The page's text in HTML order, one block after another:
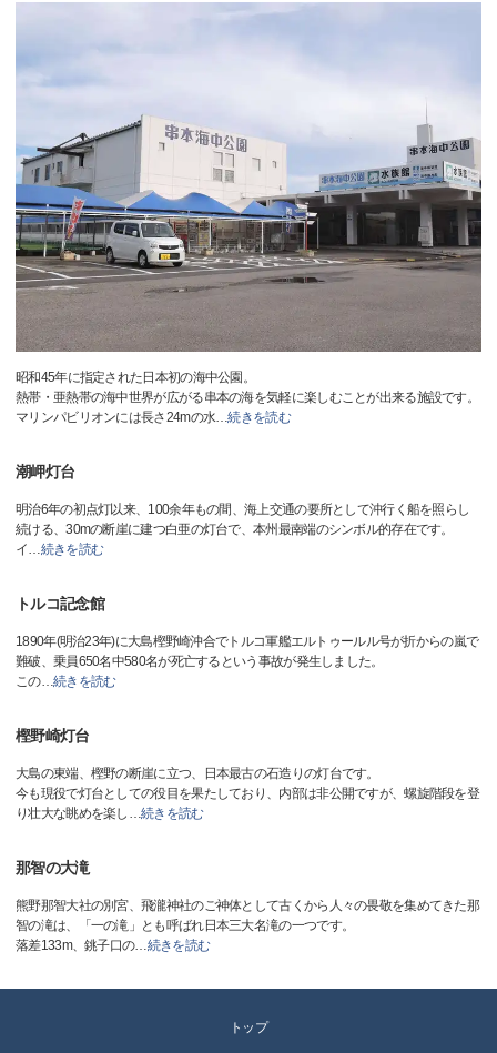
昭和45年に指定された日本初の海中公園。
熱帯・亜熱帯の海中世界が広がる串本の海を気軽に楽しむことが出来る施設です。
マリンパビリオンには長さ24mの水…続きを読む
潮岬灯台
明治6年の初点灯以来、100余年もの間、海上交通の要所として沖行く船を照らし
続ける、30mの断崖に建つ白亜の灯台で、本州最南端のシンボル的存在です。
イ…続きを読む
トルコ記念館
1890年(明治23年)に大島樫野崎沖合でトルコ軍艦エルトゥールル号が折からの嵐で
難破、乗員650名中580名が死亡するという事故が発生しました。
この…続きを読む
樫野崎灯台
大島の東端、樫野の断崖に立つ、日本最古の石造りの灯台です。
今も現役で灯台としての役目を果たしており、内部は非公開ですが、螺旋階段を登
り壮大な眺めを楽し …続きを読む
那智の大滝
熊野那智大社の別宮、飛瀧神社のご神体として古くから人々の畏敬を集めてきた那
智の滝は、「一の滝」とも呼ばれ日本三大名滝の一つです。
落差133m、銚子口の…続きを読む
トップ